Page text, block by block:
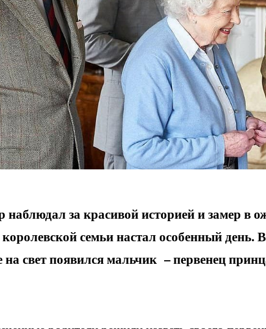
наблюдал за красивой историей и замер в
семьи настал особенный день.
на свет появился мальчик – первенец